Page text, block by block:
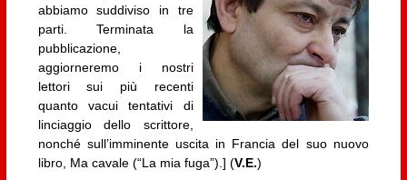
abbiamo suddiviso in tre
parti. Terminata la
pubblicazione,
aggiorneremo i nostri
lettori sui più recenti
quanto vacui tentativi di
linciaggio dello scrittore,
nonché sull’imminente uscita in Francia del suo nuovo
libro, Ma cavale (“La mia fuga”).] (V.E.)